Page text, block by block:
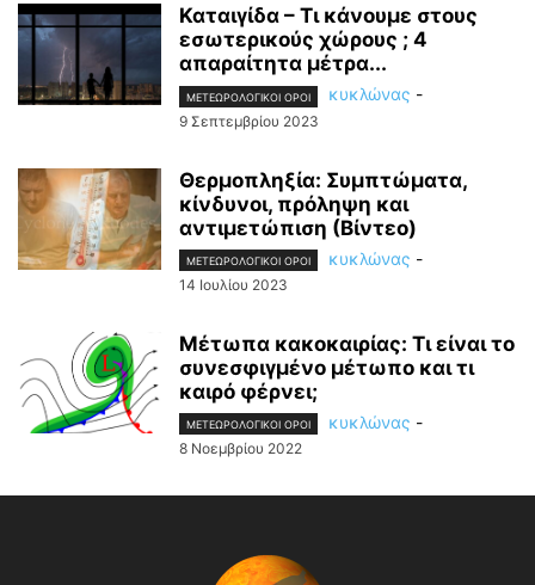
Καταιγίδα – Τι κάνουμε στους
εσωτερικούς χώρους ; 4
απαραίτητα μέτρα...
ΜΕΤΕΩΡΟΛΟΓΙΚΟΊ ΌΡΟΙ κυκλώνας -
9 Σεπτεμβρίου 2023
Θερμοπληξία: Συμπτώματα,
κίνδυνοι, πρόληψη και
αντιμετώπιση (Βίντεο)
ΜΕΤΕΩΡΟΛΟΓΙΚΟΊ ΌΡΟΙ κυκλώνας -
14 Ιουλίου 2023
Μέτωπα κακοκαιρίας: Τι είναι το
συνεσφιγμένο μέτωπο και τι
καιρό φέρνει;
ΜΕΤΕΩΡΟΛΟΓΙΚΟΊ ΌΡΟΙ κυκλώνας -
8 Νοεμβρίου 2022